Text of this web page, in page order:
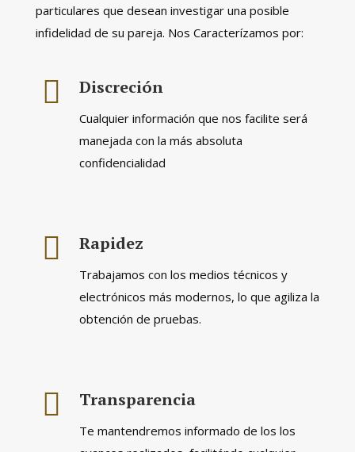
particulares que desean investigar una posible
infidelidad de su pareja. Nos Caracterízamos por:
Discreción
Cualquier información que nos facilite será
manejada con la más absoluta
confidencialidad
Rapidez
Trabajamos con los medios técnicos y
electrónicos más modernos, lo que agiliza la
obtención de pruebas.
Transparencia
Te mantendremos informado de los los